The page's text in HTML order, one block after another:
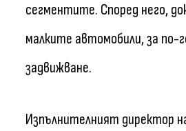
сегментите. Според него,
малките автомобили, за по-
задвижване.
Изпълнителният директор